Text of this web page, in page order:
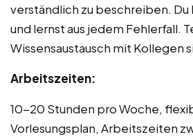
verständlich zu beschreiben.
und lernst aus jedem Fehlerfall.
Wissensaustausch mit Kollegen
Arbeitszeiten:
10-20 Stunden pro Woche,
Vorlesungsplan, Arbeitszeiten